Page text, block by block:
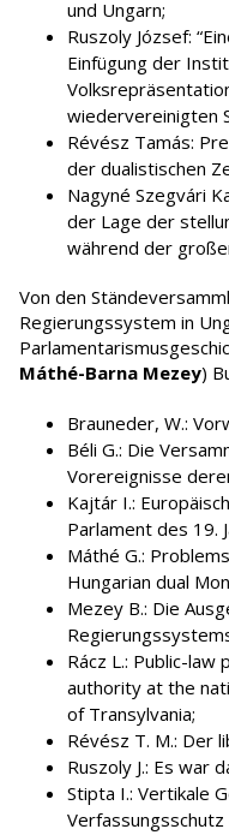
und Ungarn;
Ruszoly József:
Einfügung der
wiedervereinigten
Révész Tamás:
der dualistischen
Nagyné Szegvári
der Lage der
während der
Von den
Regierungssystem in
Máthé-Barna Mezey)
Brauneder, W.:
Béli G.: Die
Vorereignisse
Kajtár I.:
Parlament des 19.
Máthé G.:
Hungarian dual
Mezey B.: Die
Rácz L.: Public-
authority at the
of Transylvania;
Révész T. M.: Der
Ruszoly J.: Es war
Stipta I.: Vertikale